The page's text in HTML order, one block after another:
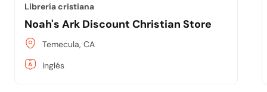
Librería cristiana
Noah's Ark Discount Christian Store
Temecula, CA
Inglés